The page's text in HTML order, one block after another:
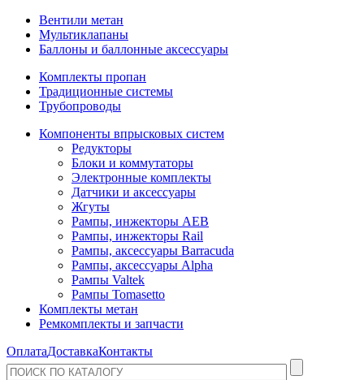
Вентили метан
Мультиклапаны
Баллоны и баллонные аксессуары
Комплекты пропан
Традиционные системы
Трубопроводы
Компоненты впрысковых систем
Редукторы
Блоки и коммутаторы
Электронные комплекты
Датчики и аксессуары
Жгуты
Рампы, инжекторы AEB
Рампы, инжекторы Rail
Рампы, аксессуары Barracuda
Рампы, аксессуары Alpha
Рампы Valtek
Рампы Tomasetto
Комплекты метан
Ремкомплекты и запчасти
ОплатаДоставкаКонтакты